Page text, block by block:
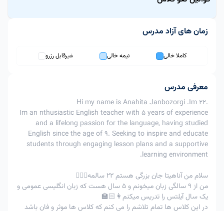
قاعده لغو کلاس برای این مدرس منعطف است.
اقدام
تا زمان
ساعت به زمان ساعت به زمان
لغو کلاس
جریمه 60%
40%
2
تغییر
زمان
کلاس
امکان
پذیرنیست
امکان
پذیرنیست
امکان پذیر
لغوتوافقی
امکان پذیر
با تایید
استاد
با تایید استاد
در اعمال جریمه 50% ، به عنوان مثال اگر زبان آموز مبلغ 200
هزار تومان را برای کلاس خود پرداخت کرده و کلاس را فرضا 5
زمان های آزاد مدرس
کاملا خالی نیمه خالی غیرقابل رزرو
معرفی مدرس
.Hi my name is Anahita Janbozorgi .Im 22
Im an nthusiastic English teacher with 5 years of experience
and a lifelong passion for the language, having studied
English since the age of 9. Seeking to inspire and educate
students through engaging lesson plans and a supportive
learning environment.
سلام من آناهیتا جان بزرگی هستم 22 سالمه🙋🏻‍♀️
من از 9 سالگی زبان میخونم و 5 سال هست که زبان انگلیسی عمومی و
یک سال آیلتس را تدریس میکنم👩🏻‍🏫
در این کلاس ها تمام تلاشم را می کنم که کلاس ها موثر و فان باشد